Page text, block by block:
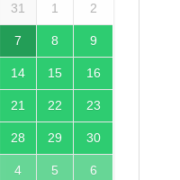
31 1 2
7 8 9
14 15 16
21 22 23
28 29 30
4 5 6